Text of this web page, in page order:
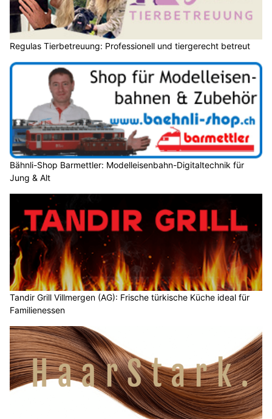
Regulas Tierbetreuung: Professionell und tiergerecht betreut
Bähnli-Shop Barmettler: Modelleisenbahn-Digitaltechnik für
Jung & Alt
Tandir Grill Villmergen (AG): Frische türkische Küche ideal für
Familienessen